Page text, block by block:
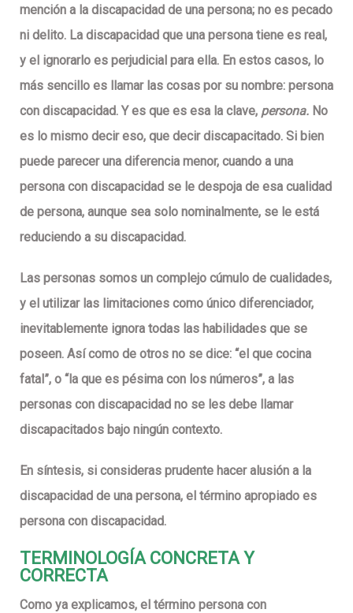
mención a la discapacidad de una persona; no es pecado
ni delito. La discapacidad que una persona tiene es real,
y el ignorarlo es perjudicial para ella. En estos casos, lo
más sencillo es llamar las cosas por su nombre: persona
con discapacidad. Y es que es esa la clave, persona. No
es lo mismo decir eso, que decir discapacitado. Si bien
puede parecer una diferencia menor, cuando a una
persona con discapacidad se le despoja de esa cualidad
de persona, aunque sea solo nominalmente, se le está
reduciendo a su discapacidad.
Las personas somos un complejo cúmulo de cualidades,
y el utilizar las limitaciones como único diferenciador,
inevitablemente ignora todas las habilidades que se
poseen. Así como de otros no se dice: “el que cocina
fatal”, o “la que es pésima con los números”, a las
personas con discapacidad no se les debe llamar
discapacitados bajo ningún contexto.
En síntesis, si consideras prudente hacer alusión a la
discapacidad de una persona, el término apropiado es
persona con discapacidad.
TERMINOLOGÍA CONCRETA Y
CORRECTA
Como ya explicamos, el término persona con